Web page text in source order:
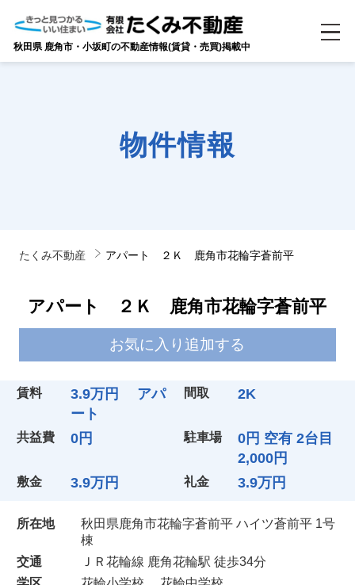
秋田県 鹿角市・小坂町の不動産情報(賃貸・売買)掲載中
物件情報
たくみ不動産 アパート ２Ｋ 鹿角市花輪字蒼前平
アパート ２Ｋ 鹿角市花輪字蒼前平
お気に入り追加する
賃料
3.9万円 アパ
ート
間取 2K
共益費 0円 駐車場
0円 空有 2台目
2,000円
敷金 3.9万円 礼金 3.9万円
所在地
秋田県鹿角市花輪字蒼前平 ハイツ蒼前平 1号
棟
交通
ＪＲ花輪線 鹿角花輪駅 徒歩34分